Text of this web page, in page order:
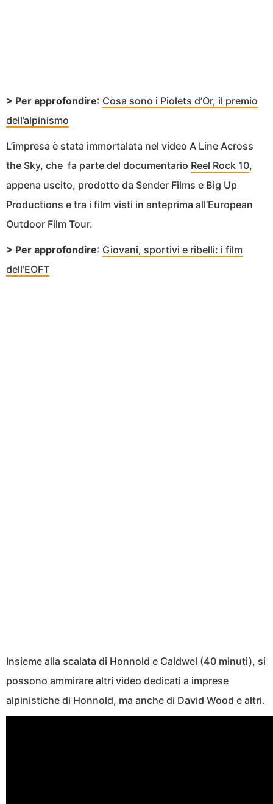
> Per approfondire: Cosa sono i Piolets d’Or, il premio
dell’alpinismo
L’impresa è stata immortalata nel video A Line Across
the Sky, che fa parte del documentario Reel Rock 10,
appena uscito, prodotto da Sender Films e Big Up
Productions e tra i film visti in anteprima all’European
Outdoor Film Tour.
> Per approfondire: Giovani, sportivi e ribelli: i film
dell’EOFT
Insieme alla scalata di Honnold e Caldwel (40 minuti), si
possono ammirare altri video dedicati a imprese
alpinistiche di Honnold, ma anche di David Wood e altri.